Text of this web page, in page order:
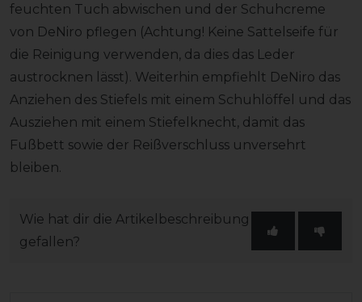
feuchten Tuch abwischen und der Schuhcreme
von DeNiro pflegen (Achtung! Keine Sattelseife für
die Reinigung verwenden, da dies das Leder
austrocknen lässt). Weiterhin empfiehlt DeNiro das
Anziehen des Stiefels mit einem Schuhlöffel und das
Ausziehen mit einem Stiefelknecht, damit das
Fußbett sowie der Reißverschluss unversehrt
bleiben.
Wie hat dir die Artikelbeschreibung
gefallen?